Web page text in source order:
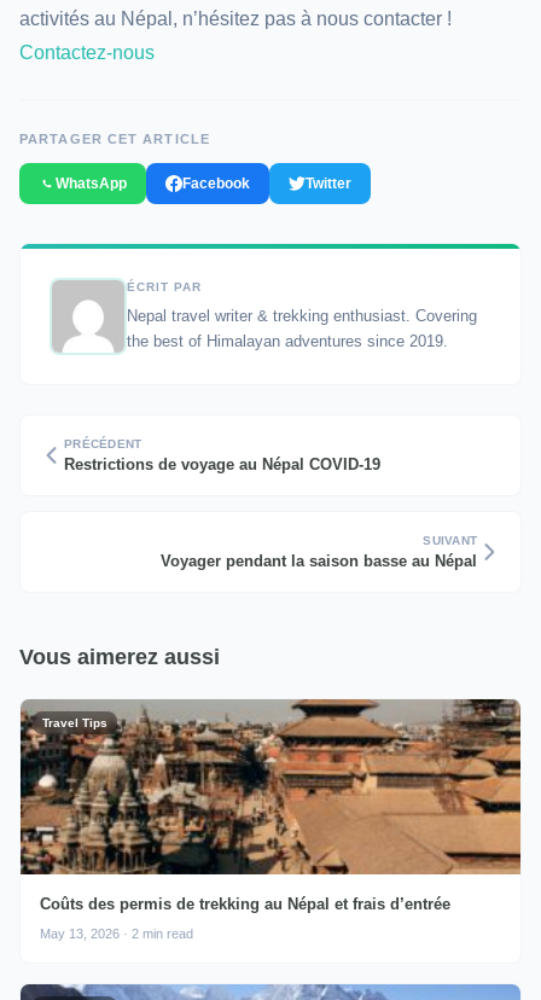
activités au Népal, n’hésitez pas à nous contacter !
Contactez-nous
PARTAGER CET ARTICLE
WhatsApp Facebook Twitter
ÉCRIT PAR
Nepal travel writer & trekking enthusiast. Covering
the best of Himalayan adventures since 2019.
PRÉCÉDENT
Restrictions de voyage au Népal COVID-19
SUIVANT
Voyager pendant la saison basse au Népal
Vous aimerez aussi
Travel Tips
Coûts des permis de trekking au Népal et frais d’entrée
May 13, 2026 · 2 min read